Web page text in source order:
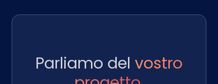
Parliamo del vostro